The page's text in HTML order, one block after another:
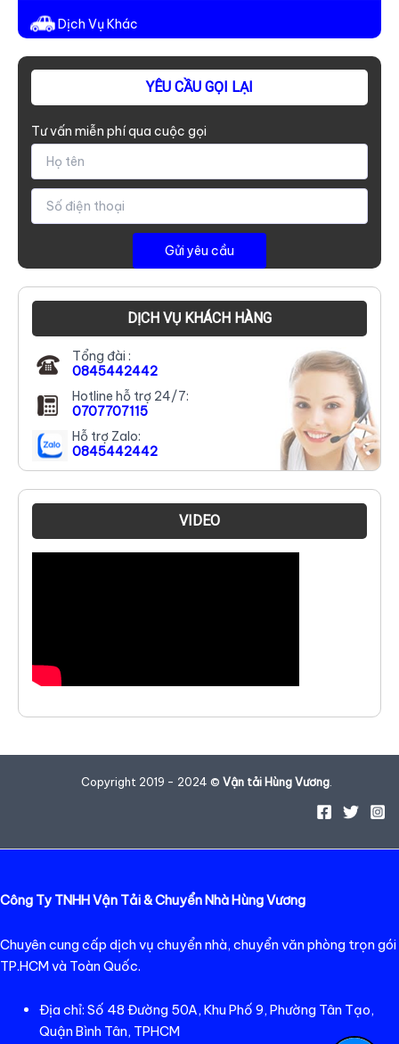
Dịch Vụ Khác
YÊU CẦU GỌI LẠI
Tư vấn miễn phí qua cuộc gọi
DỊCH VỤ KHÁCH HÀNG
Tổng đài :
0845442442
Hotline hỗ trợ 24/7:
0707707115
Hỗ trợ Zalo:
0845442442
VIDEO
Copyright 2019 - 2024 © Vận tải Hùng Vương.
Công Ty TNHH Vận Tải & Chuyển Nhà Hùng Vương
Chuyên cung cấp dịch vụ chuyển nhà, chuyển văn phòng trọn gói
TP.HCM và Toàn Quốc.
Địa chỉ: Số 48 Đường 50A, Khu Phố 9, Phường Tân Tạo,
Quận Bình Tân, TPHCM